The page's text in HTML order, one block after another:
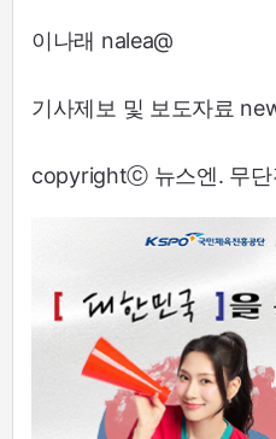
이나래 nalea@
기사제보 및 보도자료
copyrightⓒ 뉴스엔. 무단